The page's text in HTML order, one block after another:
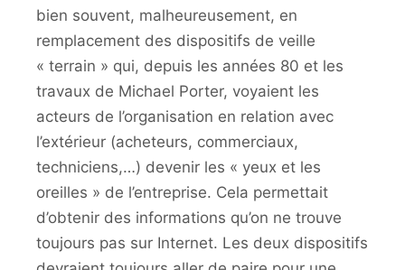
bien souvent, malheureusement, en
remplacement des dispositifs de veille
« terrain » qui, depuis les années 80 et les
travaux de Michael Porter, voyaient les
acteurs de l’organisation en relation avec
l’extérieur (acheteurs, commerciaux,
techniciens,…) devenir les « yeux et les
oreilles » de l’entreprise. Cela permettait
d’obtenir des informations qu’on ne trouve
toujours pas sur Internet. Les deux dispositifs